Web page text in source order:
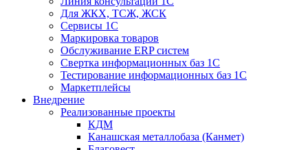
Для ЖКХ, ТСЖ, ЖСК
Сервисы 1С
Маркировка товаров
Обслуживание ERP систем
Свертка информационных баз 1С
Тестирование информационных баз 1С
Маркетплейсы
Внедрение
Реализованные проекты
КДМ
Канашская металлобаза (Канмет)